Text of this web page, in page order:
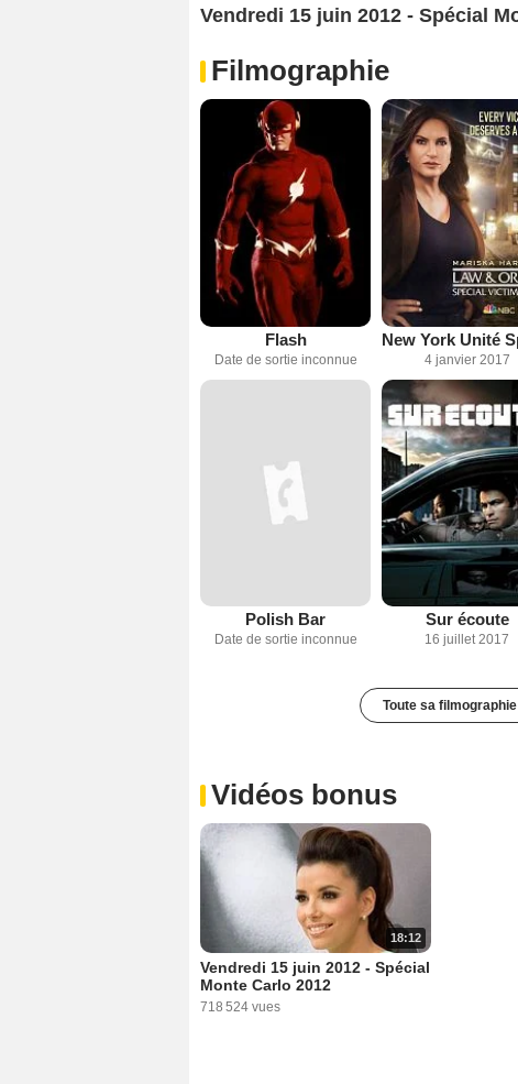
Vendredi 15 juin 2012 - Spécial
Filmographie
Flash
Date de sortie inconnue 4 janvier 2017
Polish Bar
Date de sortie inconnue
Sur écoute
16 juillet 2017
Toute sa filmographie
Vidéos bonus
18:12
Vendredi 15 juin 2012 - Spécial
Monte Carlo 2012
718 524 vues